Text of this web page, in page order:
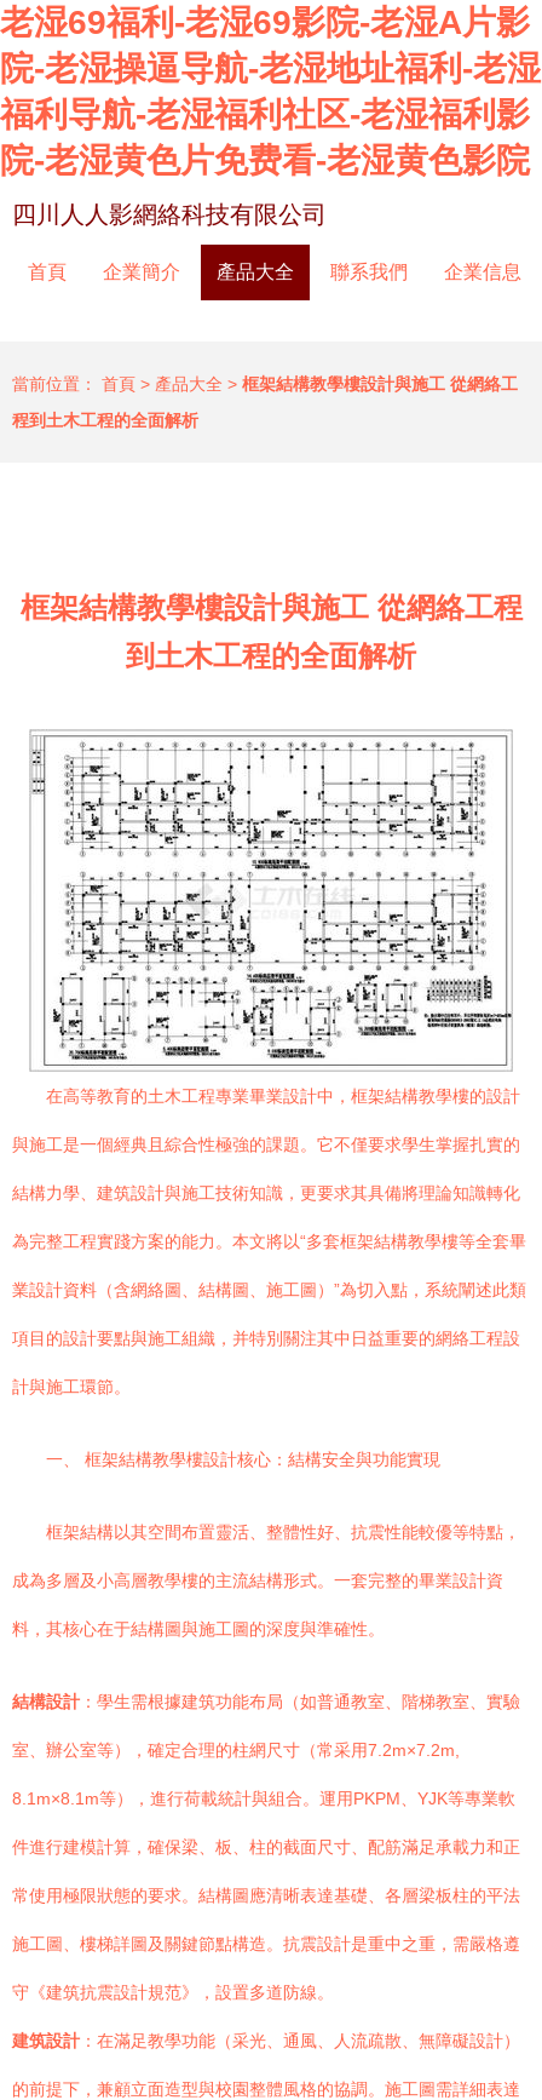
老湿69福利-老湿69影院-老湿A片影
院-老湿操逼导航-老湿地址福利-老湿
福利导航-老湿福利社区-老湿福利影
院-老湿黄色片免费看-老湿黄色影院
四川人人影網絡科技有限公司
首頁 企業簡介 產品大全 聯系我們 企業信息
當前位置： 首頁 > 產品大全 > 框架結構教學樓設計與施工 從網絡工
程到土木工程的全面解析
框架結構教學樓設計與施工 從網絡工程
到土木工程的全面解析
在高等教育的土木工程專業畢業設計中，框架結構教學樓的設計
與施工是一個經典且綜合性極強的課題。它不僅要求學生掌握扎實的
結構力學、建筑設計與施工技術知識，更要求其具備將理論知識轉化
為完整工程實踐方案的能力。本文將以“多套框架結構教學樓等全套畢
業設計資料（含網絡圖、結構圖、施工圖）”為切入點，系統闡述此類
項目的設計要點與施工組織，并特別關注其中日益重要的網絡工程設
計與施工環節。
一、 框架結構教學樓設計核心：結構安全與功能實現
框架結構以其空間布置靈活、整體性好、抗震性能較優等特點，
成為多層及小高層教學樓的主流結構形式。一套完整的畢業設計資
料，其核心在于結構圖與施工圖的深度與準確性。
結構設計 ：學生需根據建筑功能布局（如普通教室、階梯教室、實驗
室、辦公室等），確定合理的柱網尺寸（常采用7.2m×7.2m,
8.1m×8.1m等），進行荷載統計與組合。運用PKPM、YJK等專業軟
件進行建模計算，確保梁、板、柱的截面尺寸、配筋滿足承載力和正
常使用極限狀態的要求。結構圖應清晰表達基礎、各層梁板柱的平法
施工圖、樓梯詳圖及關鍵節點構造。抗震設計是重中之重，需嚴格遵
守《建筑抗震設計規范》，設置多道防線。
建筑設計 ：在滿足教學功能（采光、通風、人流疏散、無障礙設計）
的前提下，兼顧立面造型與校園整體風格的協調。施工圖需詳細表達